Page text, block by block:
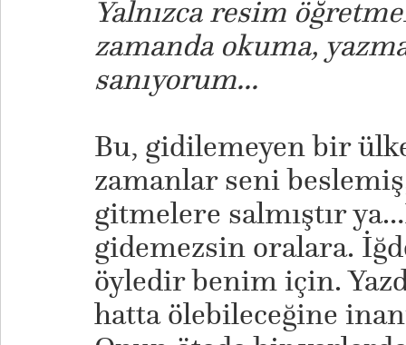
Yalnızca resim
zamanda okuma,
sanıyorum...
Bu, gidilemeyen bir
zamanlar seni
gitmelere salmıştır
gidemezsin oralara.
öyledir benim için.
hatta ölebileceğine